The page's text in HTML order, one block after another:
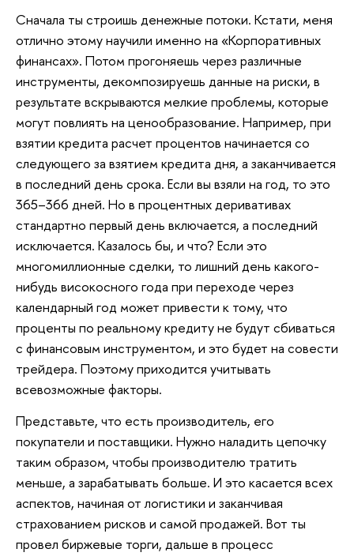
Сначала ты строишь денежные потоки. Кстати, меня
отлично этому научили именно на «Корпоративных
финансах». Потом прогоняешь через различные
инструменты, декомпозируешь данные на риски, в
результате вскрываются мелкие проблемы, которые
могут повлиять на ценообразование. Например, при
взятии кредита расчет процентов начинается со
следующего за взятием кредита дня, а заканчивается
в последний день срока. Если вы взяли на год, то это
365–366 дней. Но в процентных деривативах
стандартно первый день включается, а последний
исключается. Казалось бы, и что? Если это
многомиллионные сделки, то лишний день какого-
нибудь високосного года при переходе через
календарный год может привести к тому, что
проценты по реальному кредиту не будут сбиваться
с финансовым инструментом, и это будет на совести
трейдера. Поэтому приходится учитывать
всевозможные факторы.
Представьте, что есть производитель, его
покупатели и поставщики. Нужно наладить цепочку
таким образом, чтобы производителю тратить
меньше, а зарабатывать больше. И это касается всех
аспектов, начиная от логистики и заканчивая
страхованием рисков и самой продажей. Вот ты
провел биржевые торги, дальше в процесс